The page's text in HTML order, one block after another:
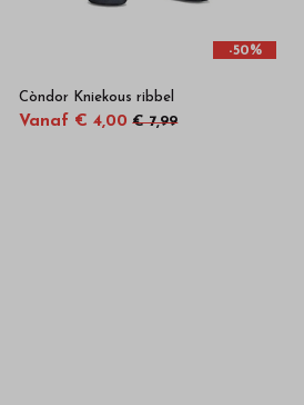
-50%
Còndor Kniekous ribbel
Vanaf € 4,00 € 7,99